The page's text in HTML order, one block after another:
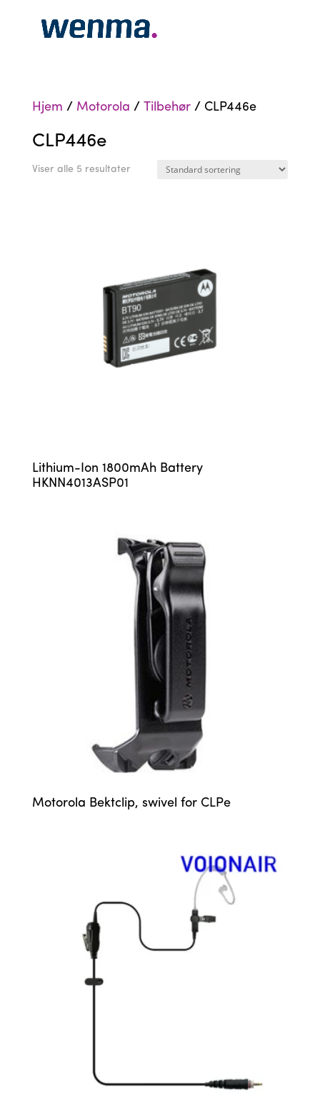
Hjem / Motorola / Tilbehør/ CLP446e
CLP446e
Viser alle 5 resultater
Lithium-Ion 1800mAh Battery
HKNN4013ASP01
Motorola Bektclip, swivel for CLPe